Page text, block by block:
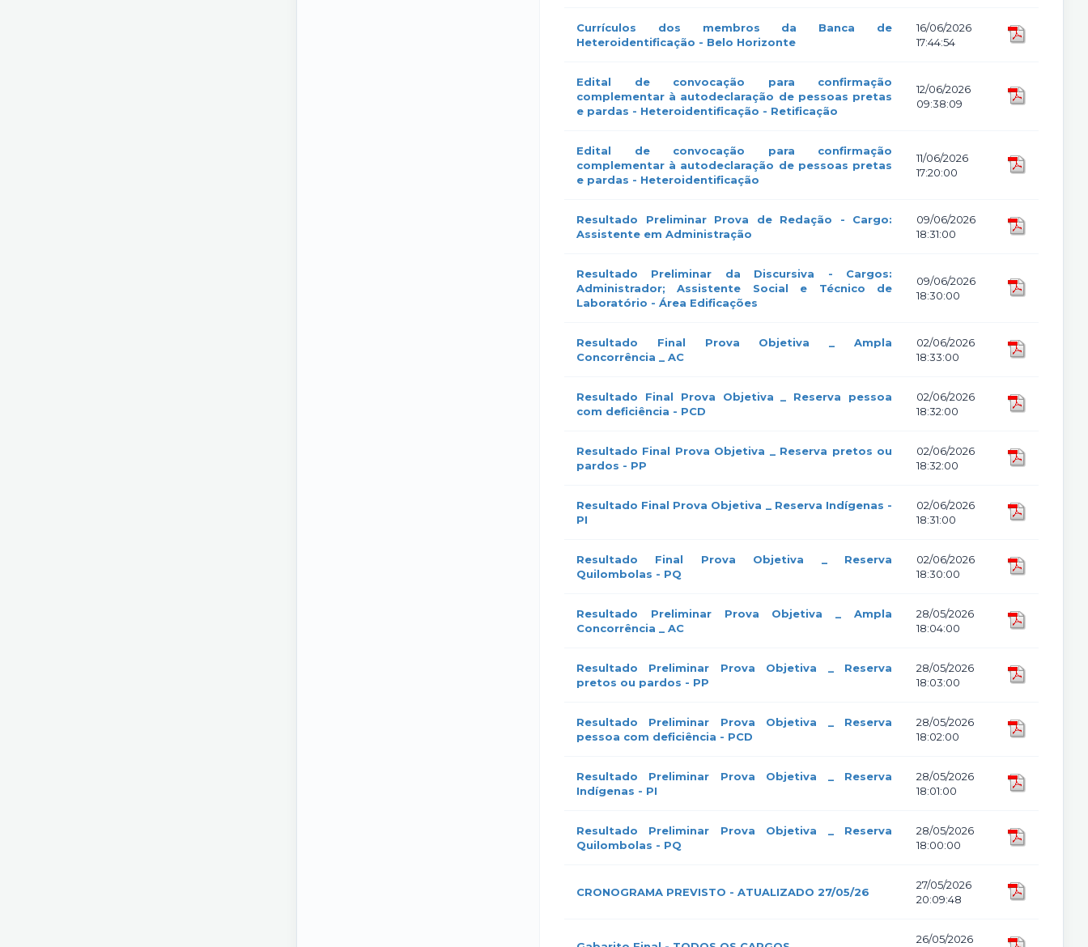
Currículos dos membros da Banca de
Heteroidentificação - Belo Horizonte
16/06/2026
17:44:54
Edital de convocação para confirmação
complementar à autodeclaração de pessoas pretas
e pardas - Heteroidentificação - Retificação
12/06/2026
09:38:09
Edital de convocação para confirmação
complementar à autodeclaração de pessoas pretas
e pardas - Heteroidentificação
11/06/2026
17:20:00
Resultado Preliminar Prova de Redação - Cargo:
Assistente em Administração
09/06/2026
18:31:00
Resultado Preliminar da Discursiva - Cargos:
Administrador; Assistente Social e Técnico de
Laboratório - Área Edificações
09/06/2026
18:30:00
Resultado Final Prova Objetiva _ Ampla
Concorrência _ AC
02/06/2026
18:33:00
Resultado Final Prova Objetiva _ Reserva pessoa
com deficiência - PCD
02/06/2026
18:32:00
Resultado Final Prova Objetiva _ Reserva pretos ou
pardos - PP
02/06/2026
18:32:00
Resultado Final Prova Objetiva _ Reserva Indígenas -
PI
02/06/2026
18:31:00
Resultado Final Prova Objetiva _ Reserva
Quilombolas - PQ
02/06/2026
18:30:00
Resultado Preliminar Prova Objetiva _ Ampla
Concorrência _ AC
28/05/2026
18:04:00
Resultado Preliminar Prova Objetiva _ Reserva
pretos ou pardos - PP
28/05/2026
18:03:00
Resultado Preliminar Prova Objetiva _ Reserva
pessoa com deficiência - PCD
28/05/2026
18:02:00
Resultado Preliminar Prova Objetiva _ Reserva
Indígenas - PI
28/05/2026
18:01:00
Resultado Preliminar Prova Objetiva _ Reserva
Quilombolas - PQ
28/05/2026
18:00:00
CRONOGRAMA PREVISTO - ATUALIZADO 27/05/26
27/05/2026
20:09:48
26/05/2026